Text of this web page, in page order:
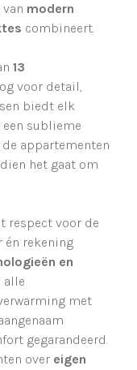
modern
combineert.
13
voor detail,
biedt elk
sublieme
appartementen
het gaat om
respect voor de
én rekening
en
alle
met
gegarandeerd.
over eigen